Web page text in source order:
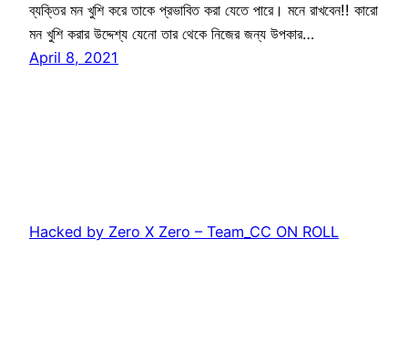
ব্যক্তির মন খুশি করে তাকে প্রভাবিত করা যেতে পারে। মনে রাখবেন!! কারো
মন খুশি করার উদ্দেশ্য যেনো তার থেকে নিজের জন্য উপকার…
April 8, 2021
Hacked by Zero X Zero – Team_CC ON ROLL